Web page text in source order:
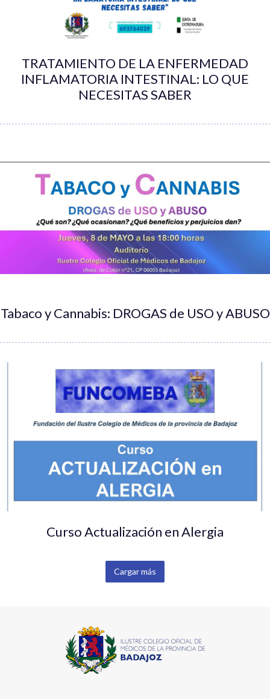
TRATAMIENTO DE LA ENFERMEDAD
INFLAMATORIA INTESTINAL: LO QUE
NECESITAS SABER
Tabaco y Cannabis: DROGAS de USO y ABUSO
Curso Actualización en Alergia
Cargar más